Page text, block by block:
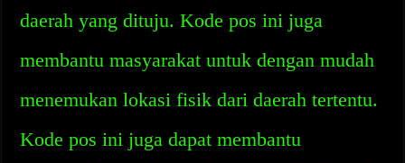
daerah yang dituju. Kode pos ini juga
membantu masyarakat untuk dengan mudah
menemukan lokasi fisik dari daerah tertentu.
Kode pos ini juga dapat membantu